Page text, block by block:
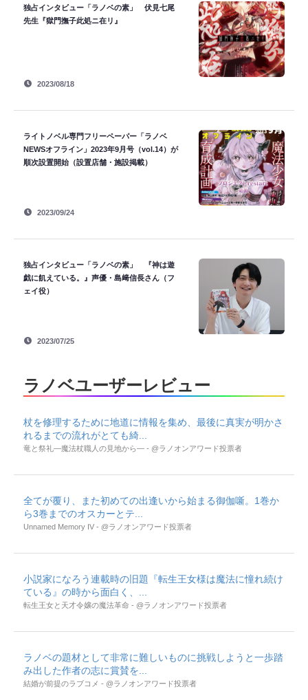
独占インタビュー「ラノベの素」 伏見七尾
先生『獄門撫子此処ニ在リ』
2023/08/18
ライトノベル専門フリーペーパー「ラノベ
NEWSオフライン」2023年9月号（vol.14）が
順次設置開始（設置店舗・施設掲載）
2023/09/24
独占インタビュー「ラノベの素」 『神は遊
戯に飢えている。』声優・島﨑信長さん（フ
ェイ役）
2023/07/25
ラノベユーザーレビュー
杖を修理するために地道に情報を集め、最後に真実が明かさ
れるまでの流れがとても綺...
竜と祭礼―魔法杖職人の見地から― - @ラノオンアワード投票者
全てが覆り、また初めての出逢いから始まる御伽噺。1巻か
ら3巻までのオスカーとテ...
Unnamed Memory IV - @ラノオンアワード投票者
小説家になろう連載時の旧題『転生王女様は魔法に憧れ続け
ている』の時から面白く、...
転生王女と天才令嬢の魔法革命 - @ラノオンアワード投票者
ラノベの題材として非常に難しいものに挑戦しようと一歩踏
み出した作者の志に賞賛を...
結婚が前提のラブコメ - @ラノオンアワード投票者